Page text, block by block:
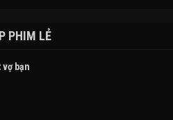
Danh Conan 26: Tàu Ngầm Sắt Màu
Black Iron Submarine (2023)
PHIM LẺ
bạn